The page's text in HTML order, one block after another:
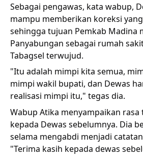
Sebagai pengawas, kata wabup,
mampu memberikan koreksi
sehingga tujuan Pemkab Madina
Panyabungan sebagai rumah
Tabagsel terwujud.
"Itu adalah mimpi kita semua,
mimpi wakil bupati, dan Dewas
realisasi mimpi itu," tegas dia.
Wabup Atika menyampaikan rasa
kepada Dewas sebelumnya. Dia
selama mengabdi menjadi
"Terima kasih kepada dewas